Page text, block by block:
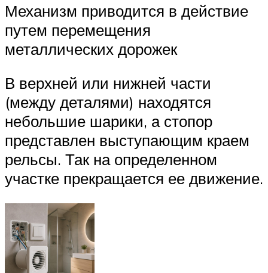
Механизм приводится в действие
путем перемещения
металлических дорожек
В верхней или нижней части
(между деталями) находятся
небольшие шарики, а стопор
представлен выступающим краем
рельсы. Так на определенном
участке прекращается ее движение.